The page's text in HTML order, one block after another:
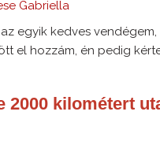
Gabriella
egyik kedves
el hozzám, én pedig
2000 kilométert